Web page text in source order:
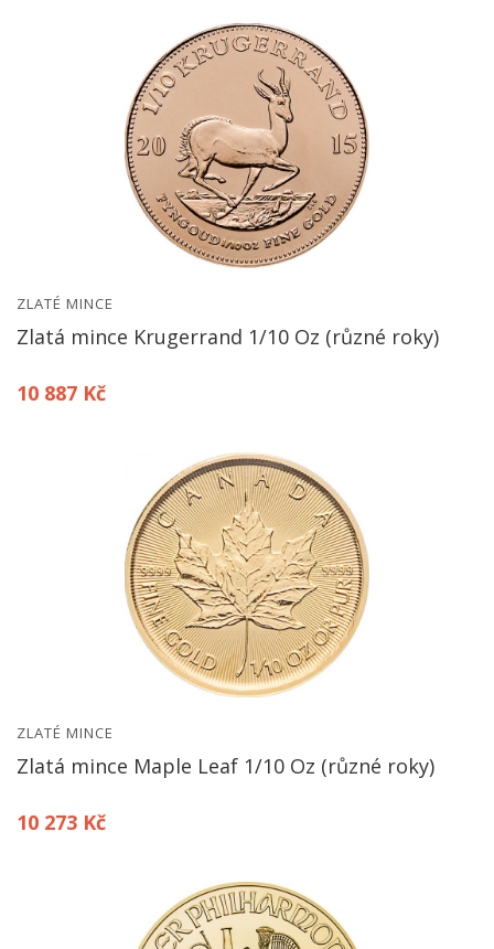
ZLATÉ MINCE
Zlatá mince Krugerrand 1/10 Oz (různé roky)
10 887 Kč
ZLATÉ MINCE
Zlatá mince Maple Leaf 1/10 Oz (různé roky)
10 273 Kč